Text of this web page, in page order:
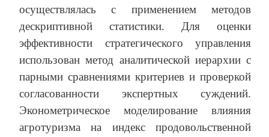
осуществлялась с применением методов
дескриптивной статистики. Для оценки
эффективности стратегического управления
использован метод аналитической иерархии с
парными сравнениями критериев и проверкой
согласованности экспертных суждений.
Эконометрическое моделирование влияния
агротуризма на индекс продовольственной